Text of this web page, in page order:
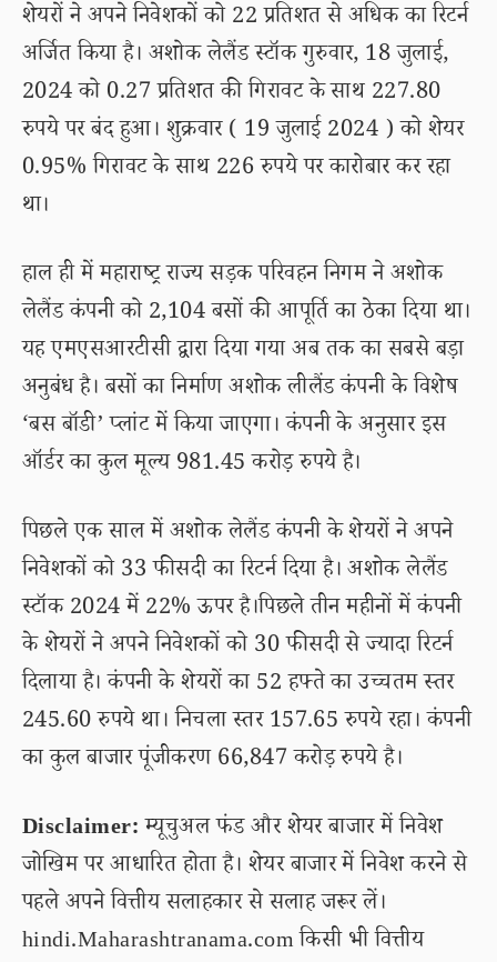
शेयरों ने अपने निवेशकों को 22 प्रतिशत से अधिक का रिटर्न
अर्जित किया है। अशोक लेलैंड स्टॉक गुरुवार, 18 जुलाई,
2024 को 0.27 प्रतिशत की गिरावट के साथ 227.80
रुपये पर बंद हुआ। शुक्रवार ( 19 जुलाई 2024 ) को शेयर
0.95% गिरावट के साथ 226 रुपये पर कारोबार कर रहा
था।
हाल ही में महाराष्ट्र राज्य सड़क परिवहन निगम ने अशोक
लेलैंड कंपनी को 2,104 बसों की आपूर्ति का ठेका दिया था।
यह एमएसआरटीसी द्वारा दिया गया अब तक का सबसे बड़ा
अनुबंध है। बसों का निर्माण अशोक लीलैंड कंपनी के विशेष
‘बस बॉडी’ प्लांट में किया जाएगा। कंपनी के अनुसार इस
ऑर्डर का कुल मूल्य 981.45 करोड़ रुपये है।
पिछले एक साल में अशोक लेलैंड कंपनी के शेयरों ने अपने
निवेशकों को 33 फीसदी का रिटर्न दिया है। अशोक लेलैंड
स्टॉक 2024 में 22% ऊपर है।पिछले तीन महीनों में कंपनी
के शेयरों ने अपने निवेशकों को 30 फीसदी से ज्यादा रिटर्न
दिलाया है। कंपनी के शेयरों का 52 हफ्ते का उच्चतम स्तर
245.60 रुपये था। निचला स्तर 157.65 रुपये रहा। कंपनी
का कुल बाजार पूंजीकरण 66,847 करोड़ रुपये है।
Disclaimer:म्यूचुअल फंड और शेयर बाजार में निवेश
जोखिम पर आधारित होता है। शेयर बाजार में निवेश करने से
पहले अपने वित्तीय सलाहकार से सलाह जरूर लें।
hindi.Maharashtranama.com किसी भी वित्तीय